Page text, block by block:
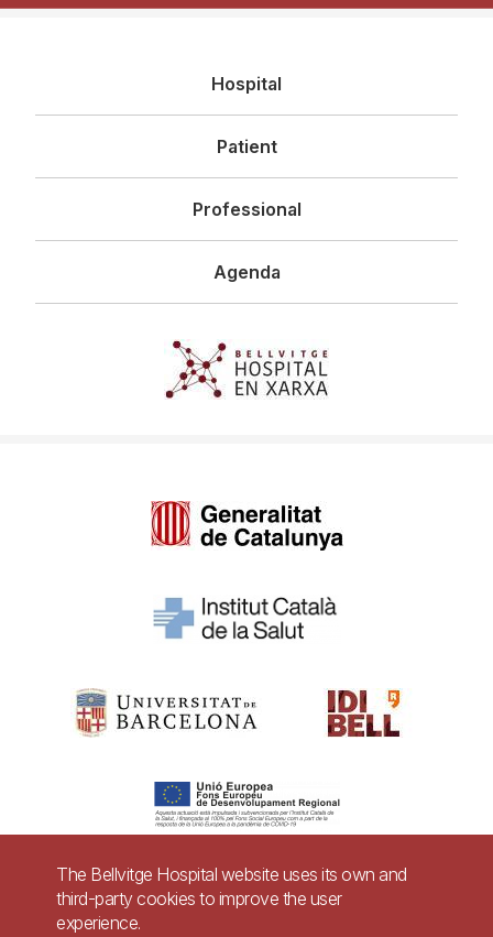
principal
Hospital
Patient
Professional
Agenda
Pie
The Bellvitge Hospital website uses its own and
third-party cookies to improve the user
experience.